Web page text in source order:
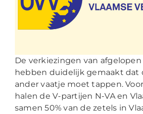
De verkiezingen van afgelopen
hebben duidelijk gemaakt dat
ander vaatje moet tappen.
halen de V-partijen N-VA en
samen 50% van de zetels in